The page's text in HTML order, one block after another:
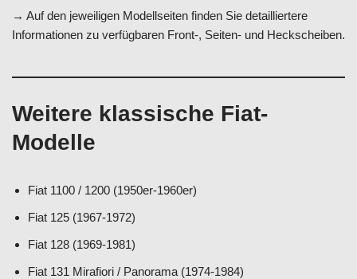
→ Auf den jeweiligen Modellseiten finden Sie detailliertere
Informationen zu verfügbaren Front-, Seiten- und Heckscheiben.
Weitere klassische Fiat-
Modelle
Fiat 1100 / 1200 (1950er-1960er)
Fiat 125 (1967-1972)
Fiat 128 (1969-1981)
Fiat 131 Mirafiori / Panorama (1974-1984)